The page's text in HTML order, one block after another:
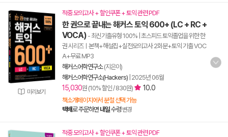
미리보기
적중 모의고사 + 할인쿠폰 + 토익 관련 PDF
한 권으로 끝내는 해커스 토익 600+ (LC + RC +
VOCA) - 최신기출유형 100% | 초스피드 토익졸업을 위한 한
권 시리즈ㅣ본책+해설집+실전모의고사 2회분+토익 기출 VOC
A+무료 MP3
해커스어학연구소(지은이)
해커스어학연구소(Hackers) 2025년 06월
15,030원 (10% 할인 / 830원) 10.0
책소개페이지에서 분철 선택 가능
택배로 주문하면 내일수령 변경
적중 모의고사 + 할인쿠폰 + 토익 관련 PDF